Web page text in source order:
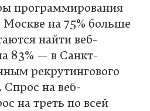
программирования
Москве на 75% больше
найти веб-
83% — в Санкт-
рекрутингового
Спрос на веб-
на треть по всей